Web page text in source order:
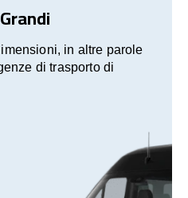
in altre parole
di trasporto di